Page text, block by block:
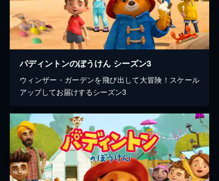
パディントンのぼうけん シーズン3
ウィンザー・ガーデンを飛び出して大冒険！スケール
アップしてお届けするシーズン3